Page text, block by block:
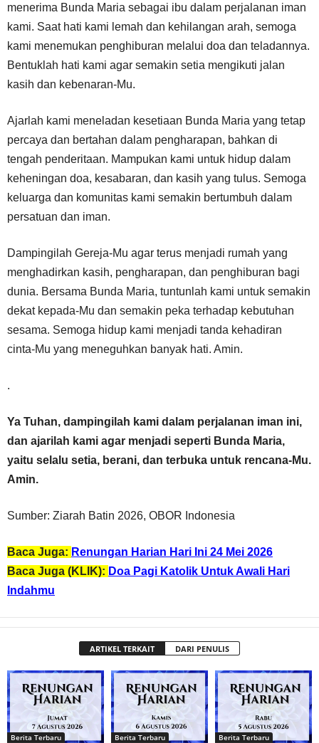
menerima Bunda Maria sebagai ibu dalam perjalanan iman
kami. Saat hati kami lemah dan kehilangan arah, semoga
kami menemukan penghiburan melalui doa dan teladannya.
Bentuklah hati kami agar semakin setia mengikuti jalan
kasih dan kebenaran-Mu.
Ajarlah kami meneladan kesetiaan Bunda Maria yang tetap
percaya dan bertahan dalam pengharapan, bahkan di
tengah penderitaan. Mampukan kami untuk hidup dalam
keheningan doa, kesabaran, dan kasih yang tulus. Semoga
keluarga dan komunitas kami semakin bertumbuh dalam
persatuan dan iman.
Dampingilah Gereja-Mu agar terus menjadi rumah yang
menghadirkan kasih, pengharapan, dan penghiburan bagi
dunia. Bersama Bunda Maria, tuntunlah kami untuk semakin
dekat kepada-Mu dan semakin peka terhadap kebutuhan
sesama. Semoga hidup kami menjadi tanda kehadiran
cinta-Mu yang meneguhkan banyak hati. Amin.
.
Ya Tuhan, dampingilah kami dalam perjalanan iman ini,
dan ajarilah kami agar menjadi seperti Bunda Maria,
yaitu selalu setia, berani, dan terbuka untuk rencana-Mu.
Amin.
Sumber: Ziarah Batin 2026, OBOR Indonesia
Baca Juga: Renungan Harian Hari Ini 24 Mei 2026
Baca Juga (KLIK): Doa Pagi Katolik Untuk Awali Hari
Indahmu
ARTIKEL TERKAIT DARI PENULIS
Berita Terbaru Berita Terbaru Berita Terbaru